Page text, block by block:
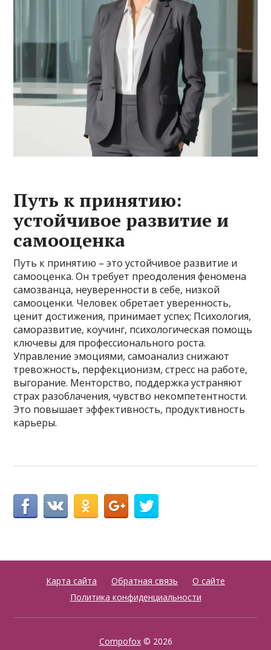
Путь к принятию:
устойчивое развитие и
самооценка
Путь к принятию – это устойчивое развитие и
самооценка. Он требует преодоления феномена
самозванца, неуверенности в себе, низкой
самооценки. Человек обретает уверенность,
ценит достижения, принимает успех; Психология,
саморазвитие, коучинг, психологическая помощь
ключевы для профессионального роста.
Управление эмоциями, самоанализ снижают
тревожность, перфекционизм, стресс на работе,
выгорание. Менторство, поддержка устраняют
страх разоблачения, чувство некомпетентности.
Это повышает эффективность, продуктивность
карьеры.
Карта сайта Обратная связь
О сайте
Политика конфиденциальности
Compofox© 2026